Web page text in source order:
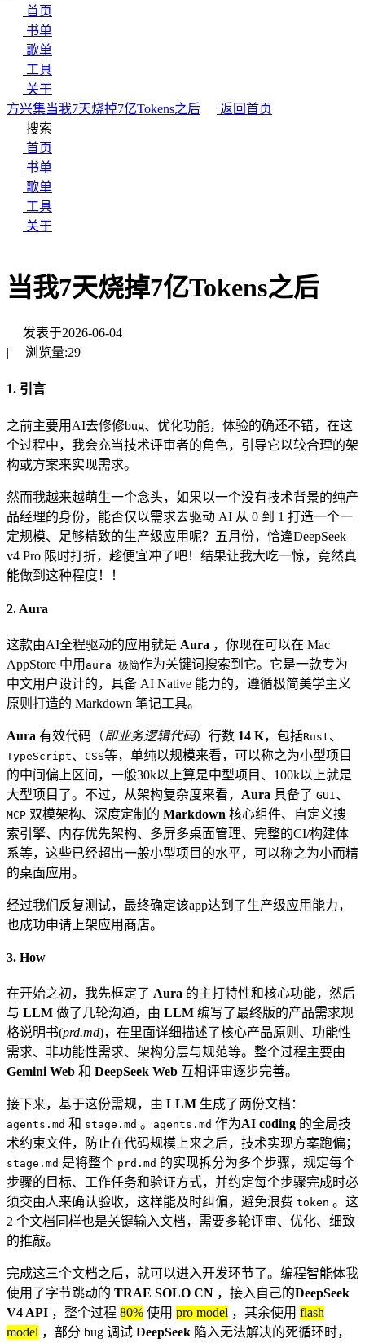
首页
书单
歌单
工具
关于
方兴集当我7天烧掉7亿Tokens之后
返回首页
搜索
首页
书单
歌单
工具
关于
当我7天烧掉7亿Tokens之后
发表于2026-06-04
|
浏览量:29
1. 引言
之前主要用AI去修修bug、优化功能，体验的确还不错，在这
个过程中，我会充当技术评审者的角色，引导它以较合理的架
构或方案来实现需求。
然而我越来越萌生一个念头，如果以一个没有技术背景的纯产
品经理的身份，能否仅以需求去驱动 AI 从 0 到 1 打造一个一
定规模、足够精致的生产级应用呢？五月份，恰逢DeepSeek
v4 Pro 限时打折，趁便宜冲了吧！结果让我大吃一惊，竟然真
能做到这种程度！！
2. Aura
这款由AI全程驱动的应用就是 Aura ，你现在可以在 Mac
AppStore 中用 aura 极简作为关键词搜索到它。它是一款专为
中文用户设计的，具备 AI Native 能力的，遵循极简美学主义
原则打造的 Markdown 笔记工具。
Aura 有效代码（即业务逻辑代码）行数 14 K，包括Rust、
TypeScript、 CSS等，单纯以规模来看，可以称之为小型项目
的中间偏上区间，一般30k以上算是中型项目、100k以上就是
大型项目了。不过，从架构复杂度来看， Aura 具备了 GUI、
MCP 双模架构、深度定制的 Markdown 核心组件、自定义搜
索引擎、内存优先架构、多屏多桌面管理、完整的CI/构建体
系等，这些已经超出一般小型项目的水平，可以称之为小而精
的桌面应用。
经过我们反复测试，最终确定该app达到了生产级应用能力，
也成功申请上架应用商店。
3. How
在开始之初，我先框定了 Aura 的主打特性和核心功能，然后
与 LLM 做了几轮沟通，由 LLM 编写了最终版的产品需求规
格说明书(prd.md)，在里面详细描述了核心产品原则、功能性
需求、非功能性需求、架构分层与规范等。整个过程主要由
Gemini Web 和 DeepSeek Web 互相评审逐步完善。
接下来，基于这份需规，由 LLM 生成了两份文档：
agents.md 和 stage.md 。 agents.md 作为AI coding 的全局技
术约束文件，防止在代码规模上来之后，技术实现方案跑偏；
stage.md 是将整个 prd.md 的实现拆分为多个步骤，规定每个
步骤的目标、工作任务和验证方式，并约定每个步骤完成时必
须交由人来确认验收，这样能及时纠偏，避免浪费 token 。这
2 个文档同样也是关键输入文档，需要多轮评审、优化、细致
的推敲。
完成这三个文档之后，就可以进入开发环节了。编程智能体我
使用了字节跳动的 TRAE SOLO CN ，接入自己的DeepSeek
V4 API ，整个过程 80% 使用 pro model ，其余使用 flash
model ，部分 bug 调试 DeepSeek 陷入无法解决的死循环时，